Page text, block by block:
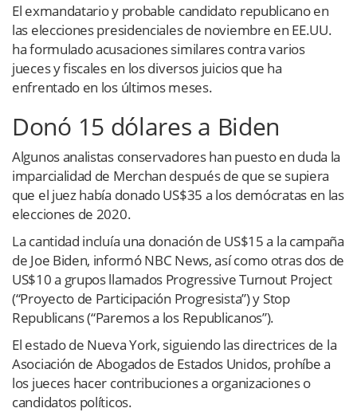
El exmandatario y probable candidato republicano en
las elecciones presidenciales de noviembre en EE.UU.
ha formulado acusaciones similares contra varios
jueces y fiscales en los diversos juicios que ha
enfrentado en los últimos meses.
Donó 15 dólares a Biden
Algunos analistas conservadores han puesto en duda la
imparcialidad de Merchan después de que se supiera
que el juez había donado US$35 a los demócratas en las
elecciones de 2020.
La cantidad incluía una donación de US$15 a la campaña
de Joe Biden, informó NBC News, así como otras dos de
US$10 a grupos llamados Progressive Turnout Project
(“Proyecto de Participación Progresista”) y Stop
Republicans (“Paremos a los Republicanos”).
El estado de Nueva York, siguiendo las directrices de la
Asociación de Abogados de Estados Unidos, prohíbe a
los jueces hacer contribuciones a organizaciones o
candidatos políticos.